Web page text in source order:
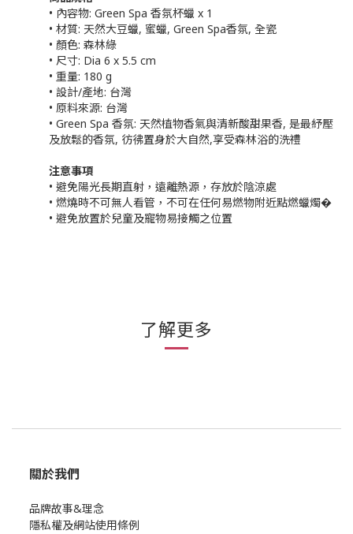
• 內容物: Green Spa 香氛杯蠟 x 1
• 材質: 天然大豆蠟, 蜜蠟, Green Spa香氛, 全瓷
• 顏色: 森林綠
• 尺寸: Dia 6 x 5.5 cm
• 重量: 180 g
• 設計/產地: 台灣
• 原料來源: 台灣
• Green Spa 香氛: 天然植物香氣與清新酸甜果香, 是最紓壓
及放鬆的香氛, 彷彿置身於大自然,享受森林浴的洗禮
注意事項
• 避免陽光長期直射，遠離熱源，存放於陰涼處
• 燃燒時不可無人看管，不可在任何易燃物附近點燃蠟燭�
• 避免放置於兒童及寵物易接觸之位置
了解更多
關於我們
品牌故事&理念
隱私權及網站使用條例